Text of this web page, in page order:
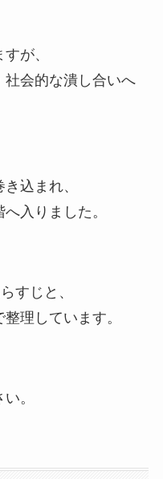
が、
会的な潰し合いへ
込まれ、
入りました。
すじと、
理しています。
。